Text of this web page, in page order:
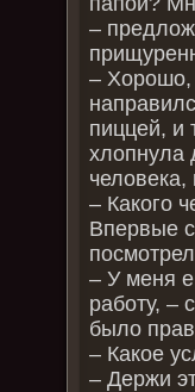
–
– Хорошо,
пиццей, и
хлопнула
человека,
– Какого
Впервые
– У меня
работу, –
было
– Какое
– Держи